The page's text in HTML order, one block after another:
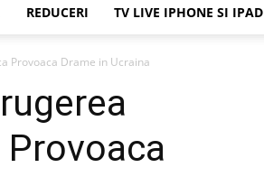
REDUCERI TV LIVE IPHONE SI IPAD
Provoaca Drame in Ucraina